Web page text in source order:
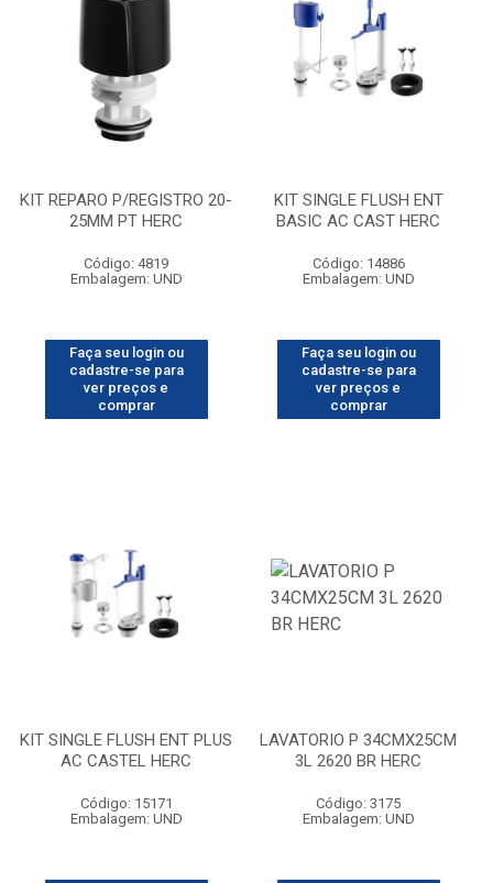
KIT REPARO P/REGISTRO 20-
25MM PT HERC
Código: 4819
Embalagem: UND
Faça seu login ou
cadastre-se para
ver preços e
comprar
KIT SINGLE FLUSH ENT
BASIC AC CAST HERC
Código: 14886
Embalagem: UND
Faça seu login ou
cadastre-se para
ver preços e
comprar
KIT SINGLE FLUSH ENT PLUS
AC CASTEL HERC
Código: 15171
Embalagem: UND
LAVATORIO P 34CMX25CM
3L 2620 BR HERC
Código: 3175
Embalagem: UND